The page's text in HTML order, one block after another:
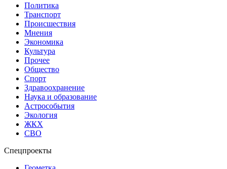
Политика
Транспорт
Происшествия
Мнения
Экономика
Культура
Прочее
Общество
Спорт
Здравоохранение
Наука и образование
Астрособытия
Экология
ЖКХ
СВО
Спецпроекты